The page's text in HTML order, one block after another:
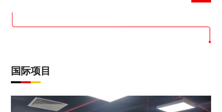
制。目前，栋梁服务于全球93个国家和地区（“一带一路国家”37
国际项目